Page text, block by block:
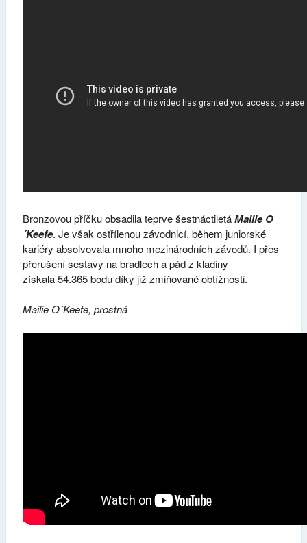
Bronzovou příčku obsadila teprve šestnáctiletáMailie O
´Keefe. Je však ostřílenou závodnicí, během juniorské
kariéry absolvovala mnoho mezinárodních závodů. I přes
přerušení sestavy na bradlech a pád z kladiny
získala 54.365 bodu díky již zmiňované obtížnosti.
Mailie O´Keefe, prostná